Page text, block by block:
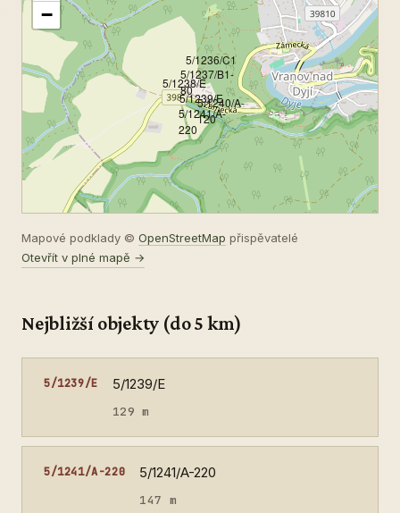
5/1240/A-
120
5/1239/E
5/1241/A-
220
5/1237/B1-
80
5/1238/E
5/1236/C1
−
Mapové podklady © OpenStreetMap přispěvatelé
Otevřít v plné mapě →
Nejbližší objekty (do 5 km)
5/1239/E 5/1239/E
129 m
5/1241/A-220 5/1241/A-220
147 m